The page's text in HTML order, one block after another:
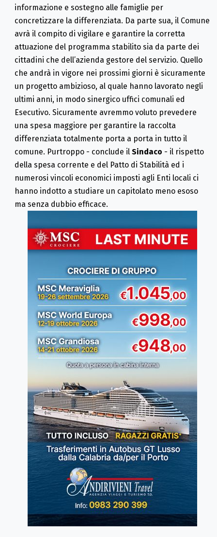
informazione e sostegno alle famiglie per
concretizzare la differenziata. Da parte sua, il Comune
avrà il compito di vigilare e garantire la corretta
attuazione del programma stabilito sia da parte dei
cittadini che dell’azienda gestore del servizio. Quello
che andrà in vigore nei prossimi giorni è sicuramente
un progetto ambizioso, al quale hanno lavorato negli
ultimi anni, in modo sinergico uffici comunali ed
Esecutivo. Sicuramente avremmo voluto prevedere
una spesa maggiore per garantire la raccolta
differenziata totalmente porta a porta in tutto il
comune. Purtroppo - conclude il Sindaco - il rispetto
della spesa corrente e del Patto di Stabilità ed i
numerosi vincoli economici imposti agli Enti locali ci
hanno indotto a studiare un capitolato meno esoso
ma senza dubbio efficace.